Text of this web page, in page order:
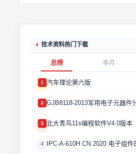
技术资料热门下载
总榜 本月
1 汽车理论第六版
2 GJB8118-2013军用电子元器件
3 北大青鸟11s编程软件V4.0版本
4 IPC-A-610H CN 2020 电子组件